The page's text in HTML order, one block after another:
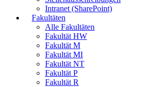
Intranet (SharePoint)
Fakultäten
Alle Fakultäten
Fakultät HW
Fakultät M
Fakultät MI
Fakultät NT
Fakultät P
Fakultät R